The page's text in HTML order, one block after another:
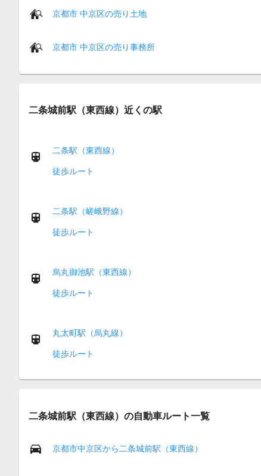
京都市 中京区の売り土地
京都市 中京区の売り事務所
二条城前駅（東西線）近くの駅
二条駅（東西線）
徒歩ルート
二条駅（嵯峨野線）
徒歩ルート
烏丸御池駅（東西線）
徒歩ルート
丸太町駅（烏丸線）
徒歩ルート
二条城前駅（東西線）の自動車ルート一覧
京都市中京区から二条城前駅（東西線）